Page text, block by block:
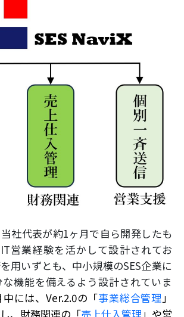
社代表が約1ヶ月で自ら開発したも
営業経験を活かして設計されてお
用いずとも、中小規模のSES企業に
機能を備えるよう設計されていま
中には、Ver.2.0の「事業総合管理」
、財務関連の「売上仕入管理」や営